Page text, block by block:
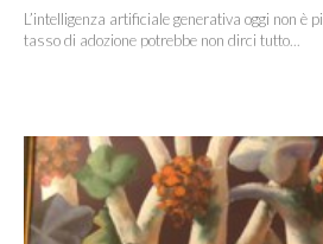
L’intelligenza artificiale generativa oggi non è
tasso di adozione potrebbe non dirci tutto...